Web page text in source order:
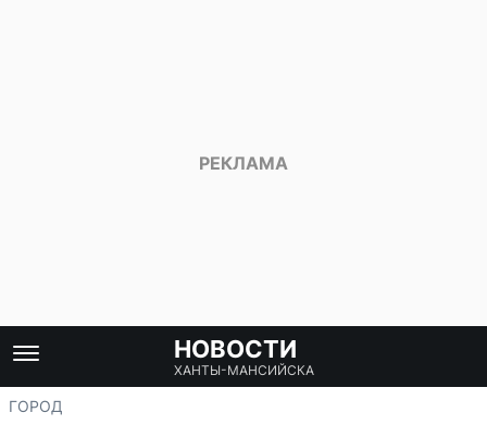
НОВОСТИ
ХАНТЫ-МАНСИЙСКА
ГОРОД